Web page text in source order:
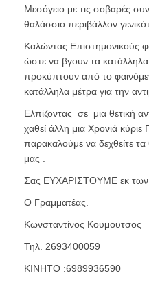
Μεσόγειο με τις σοβαρές
θαλάσσιο περιβάλλον
Καλώντας Επιστημονικούς
ώστε να βγουν τα
προκύπτουν από το
κατάλληλα μέτρα για την
Ελπίζοντας σε μια θετική
χαθεί άλλη μια Χρονιά
παρακαλούμε να δεχθείτε
μας .
Σας ΕΥΧΑΡΙΣΤΟΥΜΕ εκ των
Ο Γραμματέας.
Κωνσταντίνος Κουμουτσος
Τηλ. 2693400059
ΚΙΝΗΤΟ :6989936590